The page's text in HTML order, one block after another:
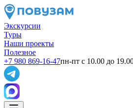
Экскурсии
Туры
Наши проекты
Полезное
+7 980 869-16-47пн-пт с 10.00 до